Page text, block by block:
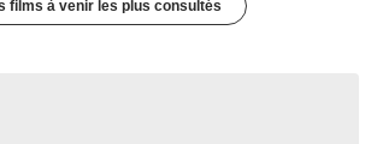
films à venir les plus consultés